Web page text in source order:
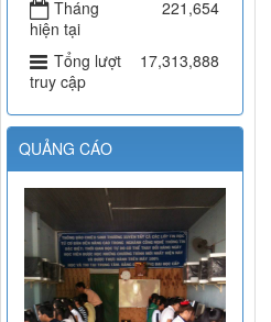
Tháng
hiện tại
221,654
Tổng lượt
truy cập
17,313,888
QUẢNG CÁO